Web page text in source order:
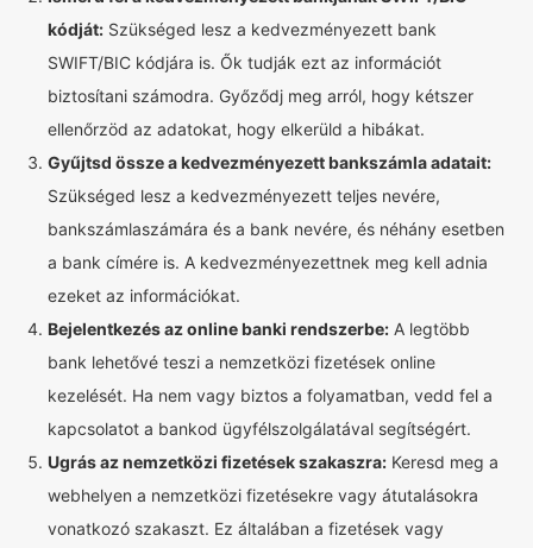
kódját: Szükséged lesz a kedvezményezett bank
SWIFT/BIC kódjára is. Ők tudják ezt az információt
biztosítani számodra. Győződj meg arról, hogy kétszer
ellenőrzöd az adatokat, hogy elkerüld a hibákat.
Gyűjtsd össze a kedvezményezett bankszámla adatait:
Szükséged lesz a kedvezményezett teljes nevére,
bankszámlaszámára és a bank nevére, és néhány esetben
a bank címére is. A kedvezményezettnek meg kell adnia
ezeket az információkat.
Bejelentkezés az online banki rendszerbe: A legtöbb
bank lehetővé teszi a nemzetközi fizetések online
kezelését. Ha nem vagy biztos a folyamatban, vedd fel a
kapcsolatot a bankod ügyfélszolgálatával segítségért.
Ugrás az nemzetközi fizetések szakaszra: Keresd meg a
webhelyen a nemzetközi fizetésekre vagy átutalásokra
vonatkozó szakaszt. Ez általában a fizetések vagy